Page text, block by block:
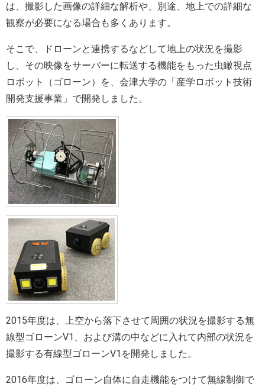
は、撮影した画像の詳細な解析や、別途、地上での詳細な
観察が必要になる場合も多くあります。
そこで、ドローンと連携するなどして地上の状況を撮影
し、その映像をサーバーに転送する機能をもった虫瞰視点
ロボット（ゴローン）を、会津大学の「産学ロボット技術
開発支援事業」で開発しました。
2015年度は、上空から落下させて周囲の状況を撮影する無
線型ゴローンV1、および溝の中などに入れて内部の状況を
撮影する有線型ゴローンV1を開発しました。
2016年度は、ゴローン自体に自走機能をつけて無線制御で